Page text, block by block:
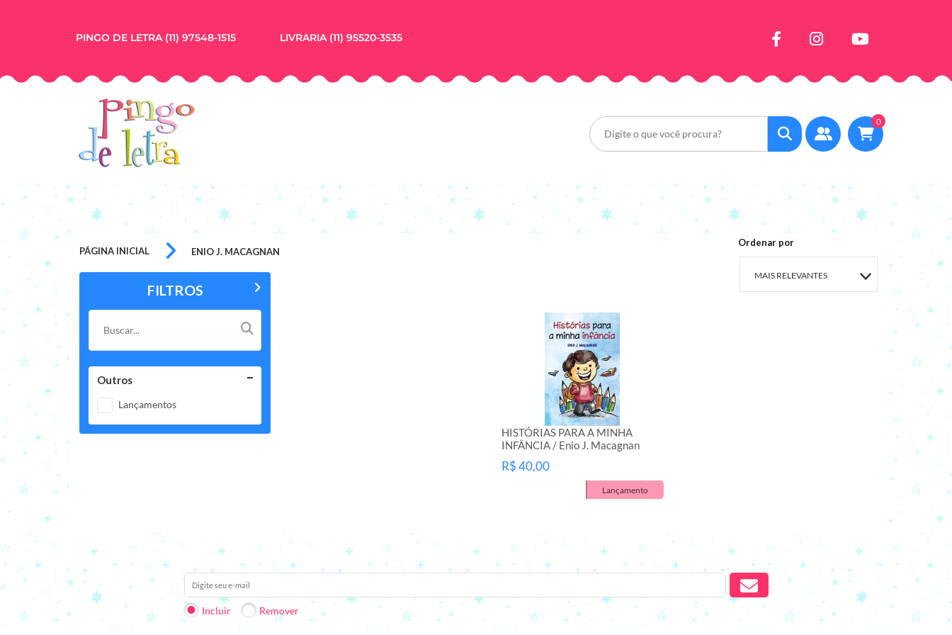
PINGO DE LETRA (11) 97548-1515 LIVRARIA (11) 95520-3535
0
PÁGINA INICIAL ENIO J. MACAGNAN
Ordenar por
MAIS RELEVANTES
FILTROS
Outros
Lançamentos
HISTÓRIAS PARA A MINHA
INFÂNCIA / Enio J. Macagnan
R$ 40,00
Lançamento
Receba nossas novidades em seu e-mail.
Incluir Remover